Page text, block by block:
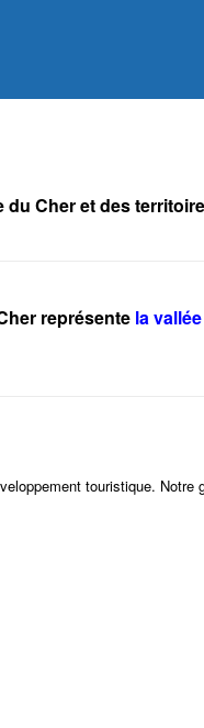
Cher et des
représente la
touristique. Notre